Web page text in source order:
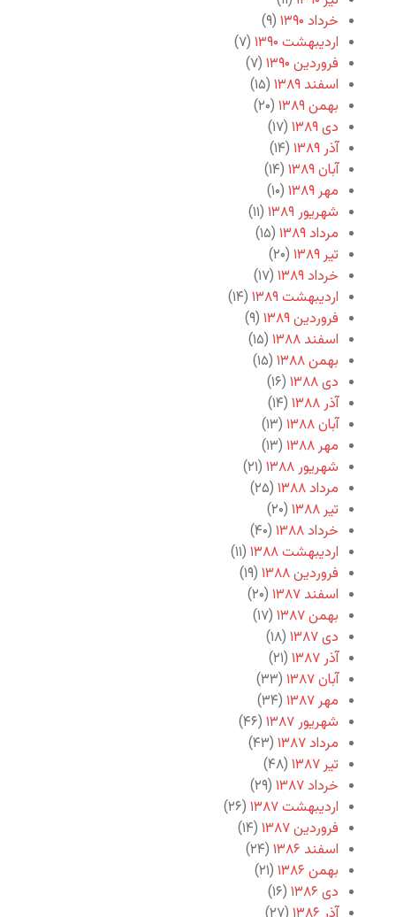
خرداد ۱۳۹۰
(۹)
اردیبهشت ۱۳۹۰
(۷)
فروردین ۱۳۹۰
(۷)
اسفند ۱۳۸۹
(۱۵)
بهمن ۱۳۸۹
(۲۰)
دی ۱۳۸۹
(۱۷)
آذر ۱۳۸۹
(۱۴)
آبان ۱۳۸۹
(۱۴)
مهر ۱۳۸۹
(۱۰)
شهریور ۱۳۸۹
(۱۱)
مرداد ۱۳۸۹
(۱۵)
تیر ۱۳۸۹
(۲۰)
خرداد ۱۳۸۹
(۱۷)
اردیبهشت ۱۳۸۹
(۱۴)
فروردین ۱۳۸۹
(۹)
اسفند ۱۳۸۸
(۱۵)
بهمن ۱۳۸۸
(۱۵)
دی ۱۳۸۸
(۱۶)
آذر ۱۳۸۸
(۱۴)
آبان ۱۳۸۸
(۱۳)
مهر ۱۳۸۸
(۱۳)
شهریور ۱۳۸۸
(۲۱)
مرداد ۱۳۸۸
(۲۵)
تیر ۱۳۸۸
(۲۰)
خرداد ۱۳۸۸
(۴۰)
اردیبهشت ۱۳۸۸
(۱۱)
فروردین ۱۳۸۸
(۱۹)
اسفند ۱۳۸۷
(۲۰)
بهمن ۱۳۸۷
(۱۷)
دی ۱۳۸۷
(۱۸)
آذر ۱۳۸۷
(۲۱)
آبان ۱۳۸۷
(۳۳)
مهر ۱۳۸۷
(۳۴)
شهریور ۱۳۸۷
(۴۶)
مرداد ۱۳۸۷
(۴۳)
تیر ۱۳۸۷
(۴۸)
خرداد ۱۳۸۷
(۲۹)
اردیبهشت ۱۳۸۷
(۲۶)
فروردین ۱۳۸۷
(۱۴)
اسفند ۱۳۸۶
(۲۴)
بهمن ۱۳۸۶
(۲۱)
دی ۱۳۸۶
(۱۶)